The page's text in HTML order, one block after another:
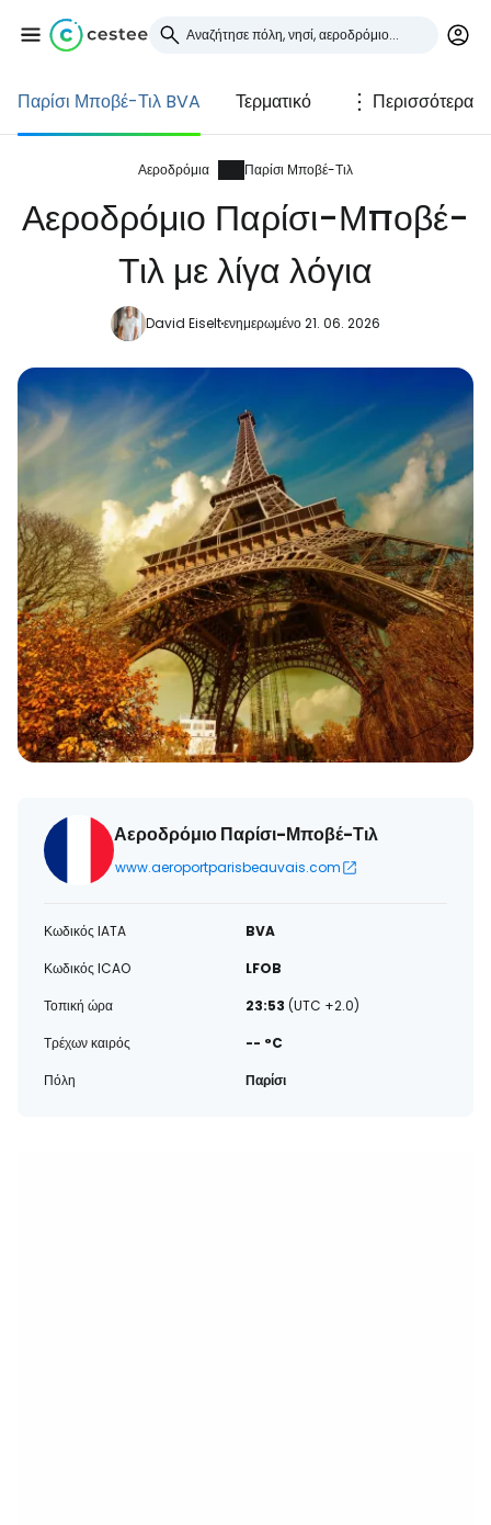
Παρίσι Μποβέ-Τιλ BVA Τερματικό Περισσότερα
Αεροδρόμια Παρίσι Μποβέ-Τιλ
Αεροδρόμιο Παρίσι-Μποβέ-
Τιλ με λίγα λόγια
David Eiseltενημερωμένο 21. 06. 2026
Αεροδρόμιο Παρίσι-Μποβέ-Τιλ
www.aeroportparisbeauvais.com
Κωδικός IATA
BVA
Κωδικός ICAO
LFOB
Τοπική ώρα
23:53 (UTC +2.0)
Τρέχων καιρός
-- °C
Πόλη
Παρίσι
Συνδεθείτε στο Cestee
... η παγκόσμια ταξιδιωτική κοινότητα
Συνεχίστε με την Google
Συνεχίστε με το Facebook
Συνεχίστε με email